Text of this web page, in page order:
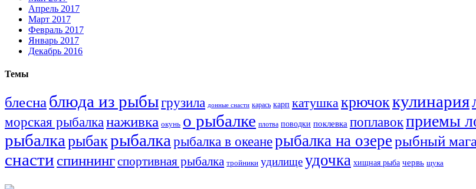
Апрель 2017
Март 2017
Февраль 2017
Январь 2017
Декабрь 2016
Темы
блеснаблюда из рыбыгрузила донные снасти карась карп катушкакрючоккулинария
морская рыбалканаживка окунь о рыбалке плотва поводки поклевка поплавокприемы
рыбалкарыбакрыбалкарыбалка в океанерыбалка на озерерыбный
снасти спиннингспортивная рыбалка тройники удилищеудочка хищная рыба червь щука